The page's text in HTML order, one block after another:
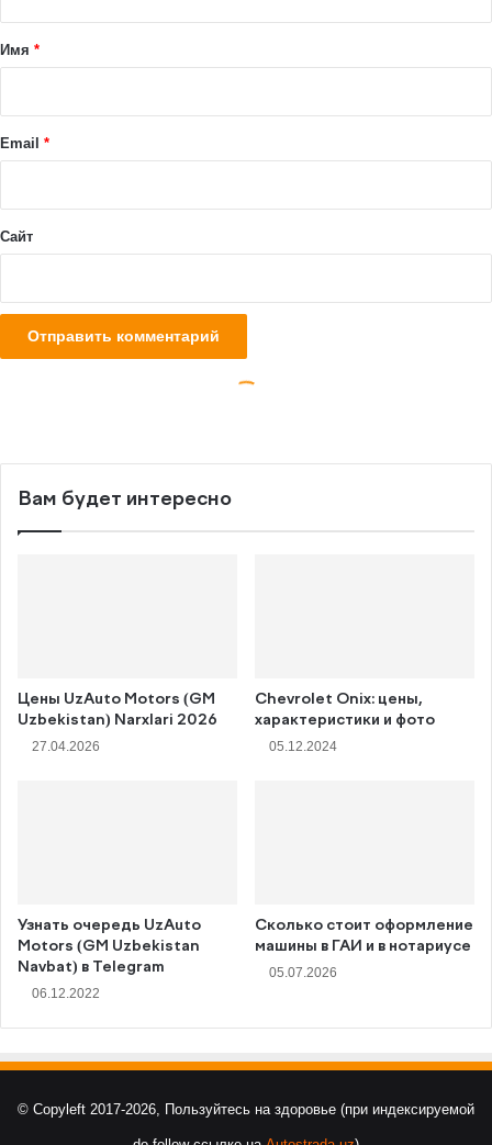
Вам будет интересно
Цены UzAuto Motors (GM
Uzbekistan) Narxlari 2026
27.04.2026
Chevrolet Onix: цены,
характеристики и фото
05.12.2024
Узнать очередь UzAuto
Motors (GM Uzbekistan
Navbat) в Telegram
06.12.2022
Сколько стоит оформление
машины в ГАИ и в нотариусе
05.07.2026
© Copyleft 2017-2026, Пользуйтесь на здоровье (при индексируемой